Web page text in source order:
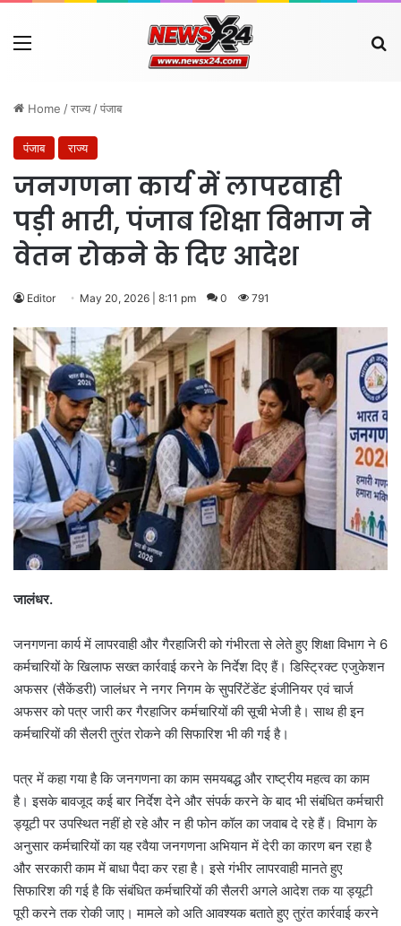
Menu
Home /राज्य /पंजाब
पंजाब राज्य
जनगणना कार्य में लापरवाही
पड़ी भारी, पंजाब शिक्षा विभाग ने
वेतन रोकने के दिए आदेश
Editor May 20, 2026 | 8:11 pm 0 791
जालंधर.
जनगणना कार्य में लापरवाही और गैरहाजिरी को गंभीरता से लेते हुए शिक्षा विभाग ने 6
कर्मचारियों के खिलाफ सख्त कार्रवाई करने के निर्देश दिए हैं। डिस्ट्रिक्ट एजुकेशन
अफसर (सैकेंडरी) जालंधर ने नगर निगम के सुपरिंटेंडेंट इंजीनियर एवं चार्ज
अफसर को पत्र जारी कर गैरहाजिर कर्मचारियों की सूची भेजी है। साथ ही इन
कर्मचारियों की सैलरी तुरंत रोकने की सिफारिश भी की गई है।
पत्र में कहा गया है कि जनगणना का काम समयबद्ध और राष्ट्रीय महत्व का काम
है। इसके बावजूद कई बार निर्देश देने और संपर्क करने के बाद भी संबंधित कर्मचारी
ड्यूटी पर उपस्थित नहीं हो रहे और न ही फोन कॉल का जवाब दे रहे हैं। विभाग के
अनुसार कर्मचारियों का यह रवैया जनगणना अभियान में देरी का कारण बन रहा है
और सरकारी काम में बाधा पैदा कर रहा है। इसे गंभीर लापरवाही मानते हुए
सिफारिश की गई है कि संबंधित कर्मचारियों की सैलरी अगले आदेश तक या ड्यूटी
पूरी करने तक रोकी जाए। मामले को अति आवश्यक बताते हुए तुरंत कार्रवाई करने